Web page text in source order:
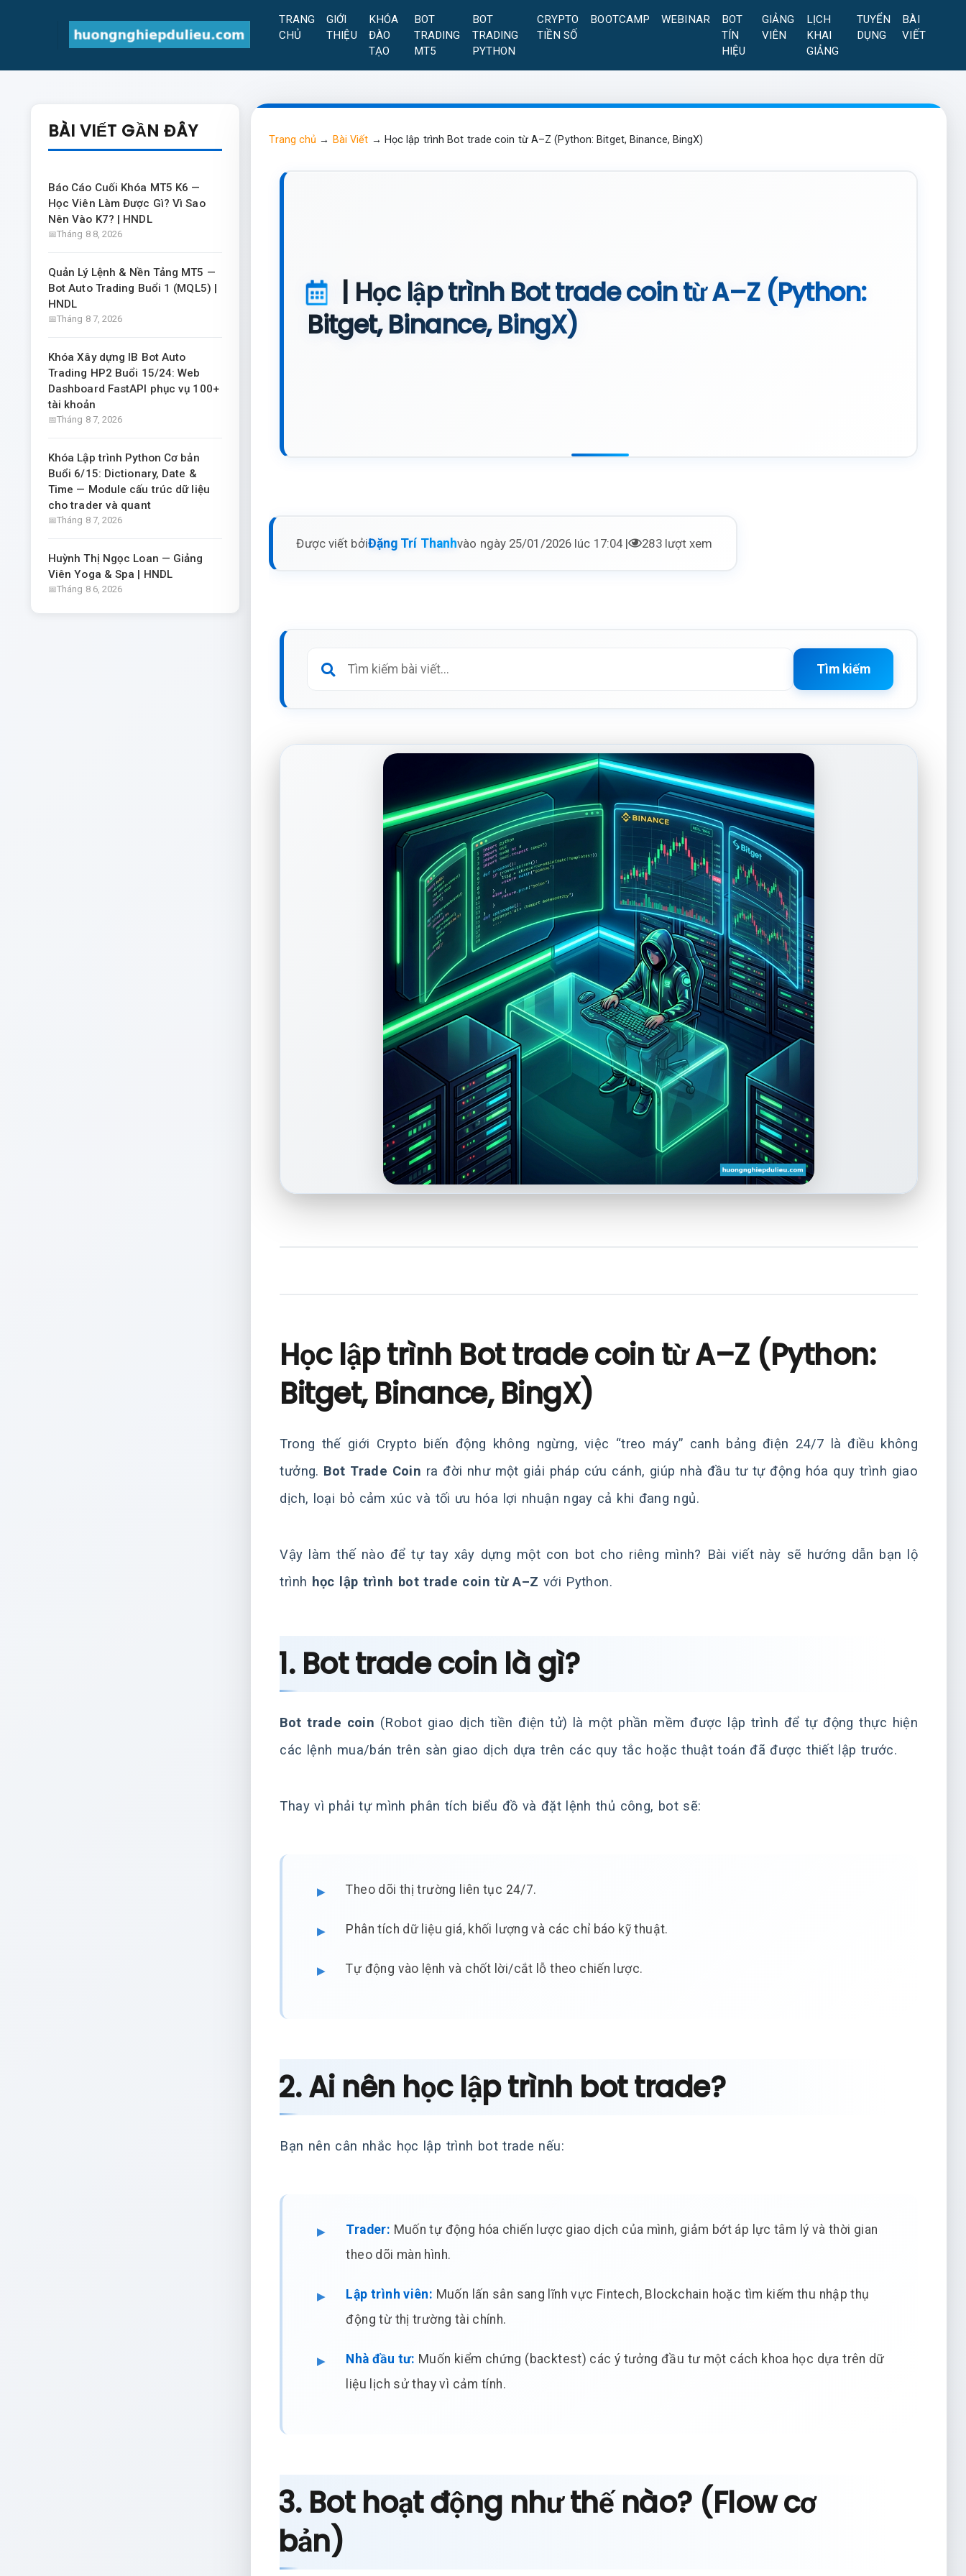
TRANG
CHỦ
GIỚI
THIỆU
KHÓA
ĐÀO
TẠO
BOT
TRADING
MT5
BOT
TRADING
PYTHON
CRYPTO
TIỀN SỐ
BOOTCAMP WEBINAR
BOT
TÍN
HIỆU
GIẢNG
VIÊN
LỊCH
KHAI
GIẢNG
TUYỂN
DỤNG
BÀI
VIẾT
BÀI VIẾT GẦN ĐÂY
Báo Cáo Cuối Khóa MT5 K6 —
Học Viên Làm Được Gì? Vì Sao
Nên Vào K7? | HNDL
Tháng 8 8, 2026
Quản Lý Lệnh & Nền Tảng MT5 —
Bot Auto Trading Buổi 1 (MQL5) |
HNDL
Tháng 8 7, 2026
Khóa Xây dựng IB Bot Auto
Trading HP2 Buổi 15/24: Web
Dashboard FastAPI phục vụ 100+
tài khoản
Tháng 8 7, 2026
Khóa Lập trình Python Cơ bản
Buổi 6/15: Dictionary, Date &
Time — Module cấu trúc dữ liệu
cho trader và quant
Tháng 8 7, 2026
Huỳnh Thị Ngọc Loan — Giảng
Viên Yoga & Spa | HNDL
Tháng 8 6, 2026
Trang chủ → Bài Viết → Học lập trình Bot trade coin từ A–Z (Python: Bitget, Binance, BingX)
| Học lập trình Bot trade coin từ A–Z (Python:
Bitget, Binance, BingX)
Được viết bởiĐặng Trí Thanhvào ngày 25/01/2026 lúc 17:04 | 283 lượt xem
Tìm kiếm
Học lập trình Bot trade coin từ A–Z (Python:
Bitget, Binance, BingX)
Trong thế giới Crypto biến động không ngừng, việc “treo máy” canh bảng điện 24/7 là điều không
tưởng. Bot Trade Coin ra đời như một giải pháp cứu cánh, giúp nhà đầu tư tự động hóa quy trình giao
dịch, loại bỏ cảm xúc và tối ưu hóa lợi nhuận ngay cả khi đang ngủ.
Vậy làm thế nào để tự tay xây dựng một con bot cho riêng mình? Bài viết này sẽ hướng dẫn bạn lộ
trình học lập trình bot trade coin từ A–Z với Python.
1. Bot trade coin là gì?
Bot trade coin (Robot giao dịch tiền điện tử) là một phần mềm được lập trình để tự động thực hiện
các lệnh mua/bán trên sàn giao dịch dựa trên các quy tắc hoặc thuật toán đã được thiết lập trước.
Thay vì phải tự mình phân tích biểu đồ và đặt lệnh thủ công, bot sẽ:
Theo dõi thị trường liên tục 24/7.
Phân tích dữ liệu giá, khối lượng và các chỉ báo kỹ thuật.
Tự động vào lệnh và chốt lời/cắt lỗ theo chiến lược.
2. Ai nên học lập trình bot trade?
Bạn nên cân nhắc học lập trình bot trade nếu:
Trader: Muốn tự động hóa chiến lược giao dịch của mình, giảm bớt áp lực tâm lý và thời gian
theo dõi màn hình.
Lập trình viên: Muốn lấn sân sang lĩnh vực Fintech, Blockchain hoặc tìm kiếm thu nhập thụ
động từ thị trường tài chính.
Nhà đầu tư: Muốn kiểm chứng (backtest) các ý tưởng đầu tư một cách khoa học dựa trên dữ
liệu lịch sử thay vì cảm tính.
3. Bot hoạt động như thế nào? (Flow cơ
bản)